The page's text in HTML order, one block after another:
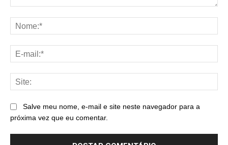
Salve meu nome, e-mail e site neste navegador para a
próxima vez que eu comentar.